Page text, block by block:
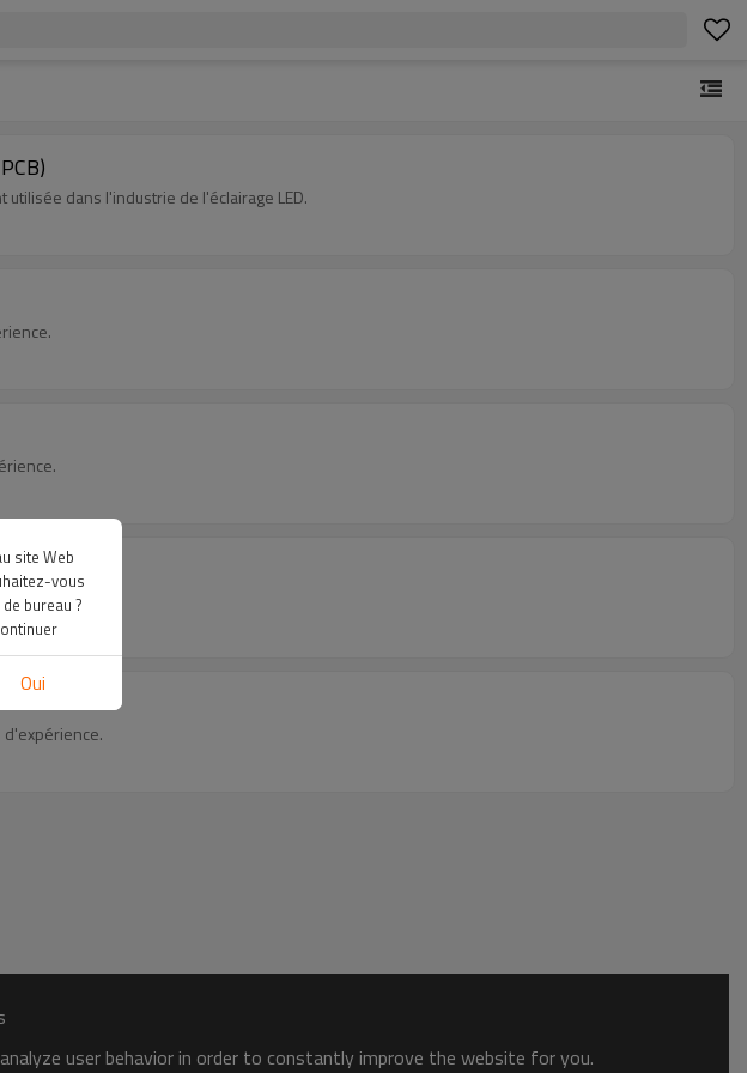
utilisée dans l'industrie de l'éclairage LED.
d'expérience.
user behavior in order to constantly improve the website for you.
site Web
vous
bureau ?
Oui